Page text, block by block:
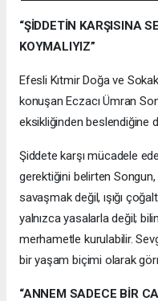
“ŞİDDETİN KARŞISINA
KOYMALIYIZ”
Efesli Kıtmir Doğa ve
konuşan Eczacı Ümran
eksikliğinden beslendiğine
Şiddete karşı mücadele
gerektiğini belirten
savaşmak değil, ışığı
yalnızca yasalarla değil;
merhametle kurulabilir.
bir yaşam biçimi olarak
“ANNEM SADECE BİR